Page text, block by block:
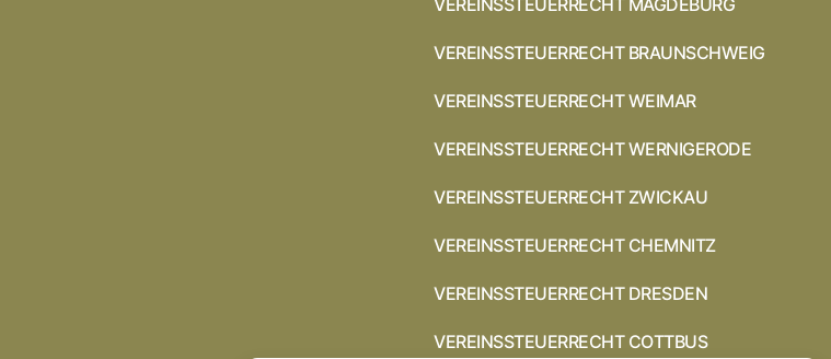
VEREINSSTEUERRECHT BRAUNSCHWEIG
VEREINSSTEUERRECHT WEIMAR
VEREINSSTEUERRECHT WERNIGERODE
VEREINSSTEUERRECHT ZWICKAU
VEREINSSTEUERRECHT CHEMNITZ
VEREINSSTEUERRECHT DRESDEN
VEREINSSTEUERRECHT COTTBUS